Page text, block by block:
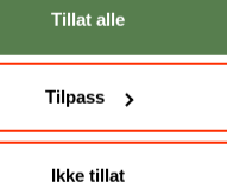
Tillat alle
Tilpass
Ikke tillat